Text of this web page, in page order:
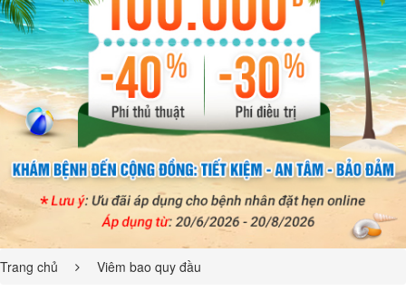
Trang chủ Viêm bao quy đầu